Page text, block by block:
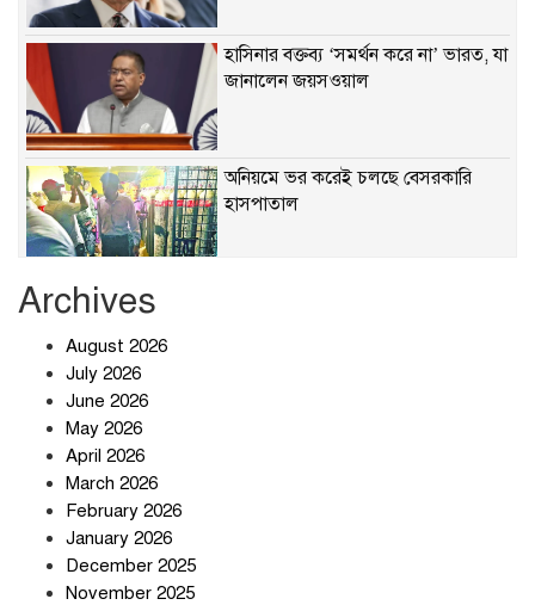
হাসিনার বক্তব্য ‘সমর্থন করে না’ ভারত, যা
জানালেন জয়সওয়াল
অনিয়মে ভর করেই চলছে বেসরকারি
হাসপাতাল
Archives
August 2026
July 2026
June 2026
May 2026
April 2026
March 2026
February 2026
January 2026
December 2025
November 2025